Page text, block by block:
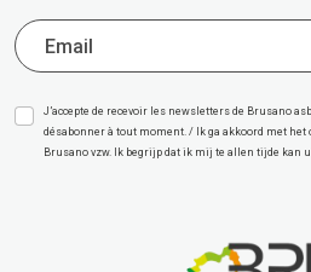
J’accepte de recevoir les newsletters de Brusano
désabonner à tout moment. / Ik ga akkoord met het
Brusano vzw. Ik begrijp dat ik mij te allen tijde kan